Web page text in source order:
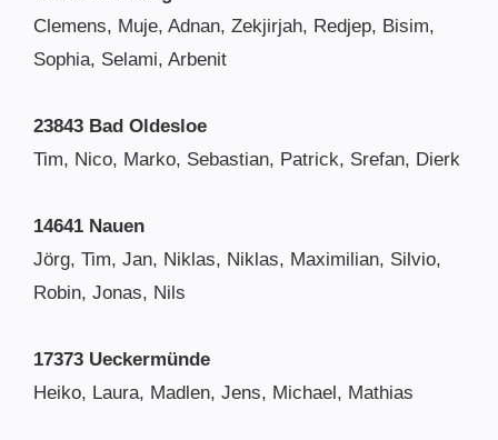
Clemens, Muje, Adnan, Zekjirjah, Redjep, Bisim,
Sophia, Selami, Arbenit
23843 Bad Oldesloe
Tim, Nico, Marko, Sebastian, Patrick, Srefan, Dierk
14641 Nauen
Jörg, Tim, Jan, Niklas, Niklas, Maximilian, Silvio,
Robin, Jonas, Nils
17373 Ueckermünde
Heiko, Laura, Madlen, Jens, Michael, Mathias